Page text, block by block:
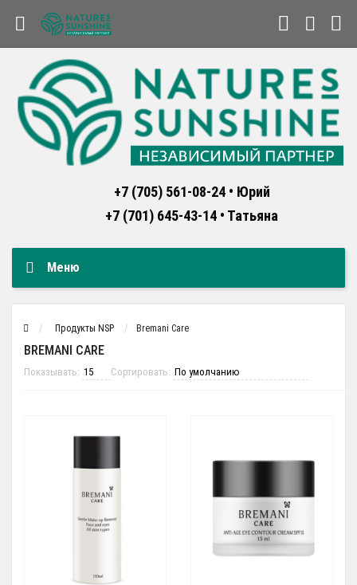
+7 (705) 561-08-24 • Юрий
+7 (701) 645-43-14 • Татьяна
Меню
Продукты NSP Bremani Care
BREMANI CARE
Показывать: Сортировать: